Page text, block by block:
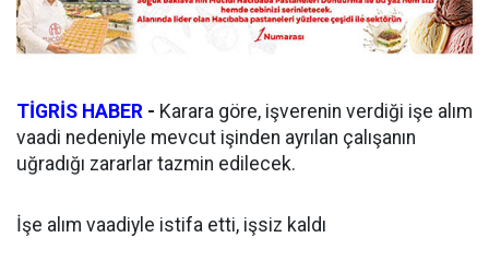
TİGRİS HABER - Karara göre, işverenin verdiği işe alım
vaadi nedeniyle mevcut işinden ayrılan çalışanın
uğradığı zararlar tazmin edilecek.
İşe alım vaadiyle istifa etti, işsiz kaldı